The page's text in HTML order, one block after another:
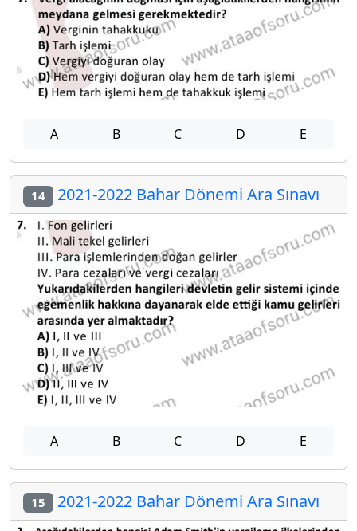
A B C D E
14 2021-2022 Bahar Dönemi Ara Sınavı
A B C D E
15 2021-2022 Bahar Dönemi Ara Sınavı